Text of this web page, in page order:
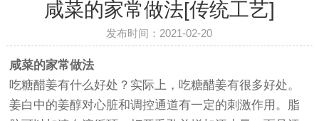
咸菜的家常做法[传统工艺]
发布时间：2021-02-20
咸菜的家常做法
吃糖醋姜有什么好处？实际上，吃糖醋姜有很多好处。
姜白中的姜醇对心脏和调控通道有一定的刺激作用。脂